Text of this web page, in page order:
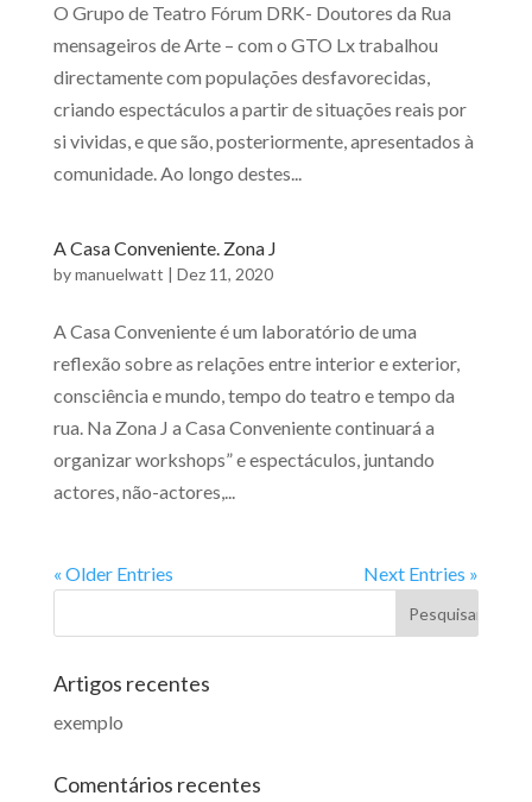
O Grupo de Teatro Fórum DRK- Doutores da Rua
mensageiros de Arte – com o GTO Lx trabalhou
directamente com populações desfavorecidas,
criando espectáculos a partir de situações reais por
si vividas, e que são, posteriormente, apresentados à
comunidade. Ao longo destes...
A Casa Conveniente. Zona J
bymanuelwatt | Dez 11, 2020
A Casa Conveniente é um laboratório de uma
reflexão sobre as relações entre interior e exterior,
consciência e mundo, tempo do teatro e tempo da
rua. Na Zona J a Casa Conveniente continuará a
organizar workshops” e espectáculos, juntando
actores, não-actores,...
« Older Entries Next Entries »
Artigos recentes
exemplo
Comentários recentes